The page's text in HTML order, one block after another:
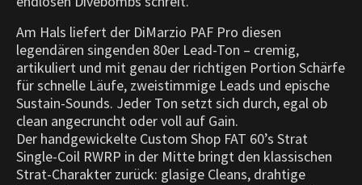
Am Hals liefert der DiMarzio PAF Pro diesen
legendären singenden 80er Lead-Ton – cremig,
artikuliert und mit genau der richtigen Portion Schärfe
für schnelle Läufe, zweistimmige Leads und epische
Sustain-Sounds. Jeder Ton setzt sich durch, egal ob
clean angecruncht oder voll auf Gain.
Der handgewickelte Custom Shop FAT 60’s Strat
Single-Coil RWRP in der Mitte bringt den klassischen
Strat-Charakter zurück: glasige Cleans, drahtige